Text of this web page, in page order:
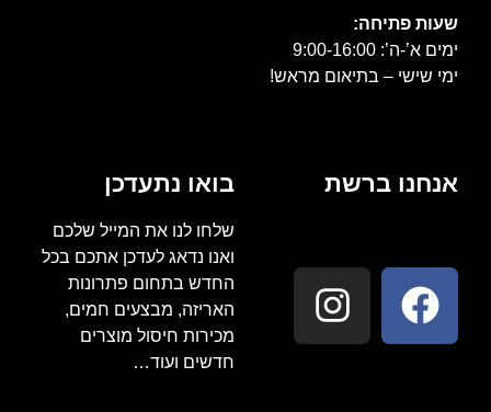
שעות פתיחה:
ימים א’-ה’: 9:00-16:00
ימי שישי – בתיאום מראש!
אנחנו ברשת בואו נתעדכן
שלחו לנו את המייל שלכם
ואנו נדאג לעדכן אתכם בכל
החדש בתחום פתרונות
האריזה, מבצעים חמים,
מכירות חיסול מוצרים
חדשים ועוד…